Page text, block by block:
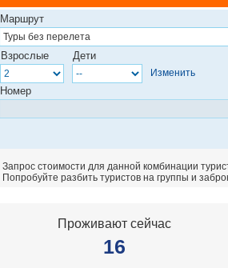
Измир (Чешме)
Кемер-Белдиби-Гойнюк
Кириш-Чамьюва-Текирова-Демре
Кушадасы
Мармарис
Саригерме
Сиде
Стамбул (Арнавункёй)
Стамбул (Бейоглу)
Стамбул (Другие районы)
Стамбул (Ешилькей)
Стамбул (Каракёй-Галата)
Маршрут
Изменить
Взрослые Дети
Номер
Запрос стоимости для данной комбинации
Попробуйте разбить туристов на группы и
Проживают сейчас
16